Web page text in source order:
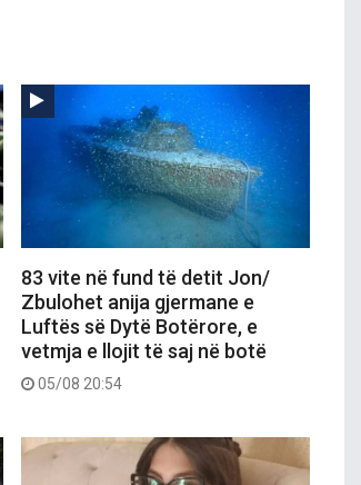
83 vite në fund të detit Jon/
Zbulohet anija gjermane e
Luftës së Dytë Botërore, e
vetmja e llojit të saj në botë
05/08 20:54